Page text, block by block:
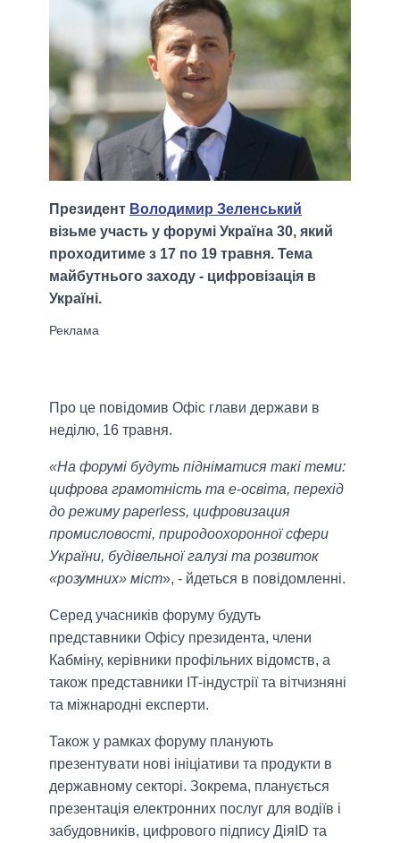
Президент Володимир Зеленський
візьме участь у форумі Україна 30, який
проходитиме з 17 по 19 травня. Тема
майбутнього заходу - цифровізація в
Україні.
Про це повідомив Офіс глави держави в
неділю, 16 травня.
«На форумі будуть підніматися такі теми:
цифрова грамотність та е-освіта, перехід
до режиму paperless, цифровизация
промисловості, природоохоронної сфери
України, будівельної галузі та розвиток
«розумних» міст», - йдеться в повідомленні.
Серед учасників форуму будуть
представники Офісу президента, члени
Кабміну, керівники профільних відомств, а
також представники IT-індустрії та вітчизняні
та міжнародні експерти.
Також у рамках форуму планують
презентувати нові ініціативи та продукти в
державному секторі. Зокрема, планується
презентація електронних послуг для водіїв і
забудовників, цифрового підпису ДіяID та